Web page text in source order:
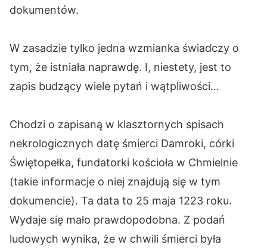
dokumentów.
W zasadzie tylko jedna wzmianka świadczy o
tym, że istniała naprawdę. I, niestety, jest to
zapis budzący wiele pytań i wątpliwości…
Chodzi o zapisaną w klasztornych spisach
nekrologicznych datę śmierci Damroki, córki
Świętopełka, fundatorki kościoła w Chmielnie
(takie informacje o niej znajdują się w tym
dokumencie). Ta data to 25 maja 1223 roku.
Wydaje się mało prawdopodobna. Z podań
ludowych wynika, że w chwili śmierci była